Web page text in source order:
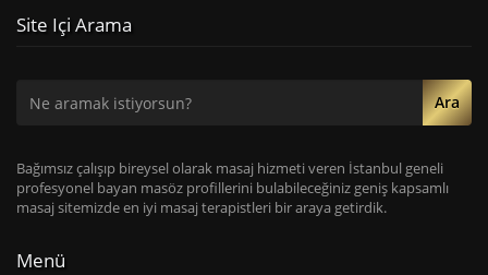
Site Içi Arama
Ara
Bağımsız çalışıp bireysel olarak masaj hizmeti veren İstanbul geneli
profesyonel bayan masöz profillerini bulabileceğiniz geniş kapsamlı
masaj sitemizde en iyi masaj terapistleri bir araya getirdik.
Menü